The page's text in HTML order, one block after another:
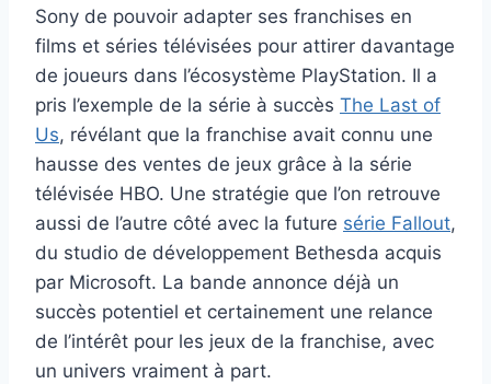
Sony de pouvoir adapter ses franchises en
films et séries télévisées pour attirer davantage
de joueurs dans l’écosystème PlayStation. Il a
pris l’exemple de la série à succès The Last of
Us, révélant que la franchise avait connu une
hausse des ventes de jeux grâce à la série
télévisée HBO. Une stratégie que l’on retrouve
aussi de l’autre côté avec la future série Fallout,
du studio de développement Bethesda acquis
par Microsoft. La bande annonce déjà un
succès potentiel et certainement une relance
de l’intérêt pour les jeux de la franchise, avec
un univers vraiment à part.